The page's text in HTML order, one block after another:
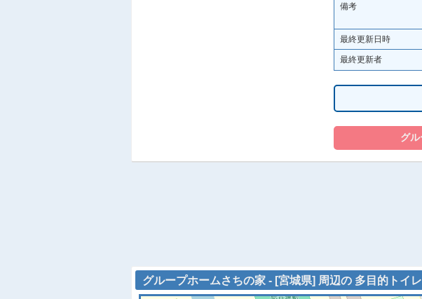
備考
最終更新日時
最終更新者
グループホームさちの家 - [宮城県] 周辺の 多目的トイレ